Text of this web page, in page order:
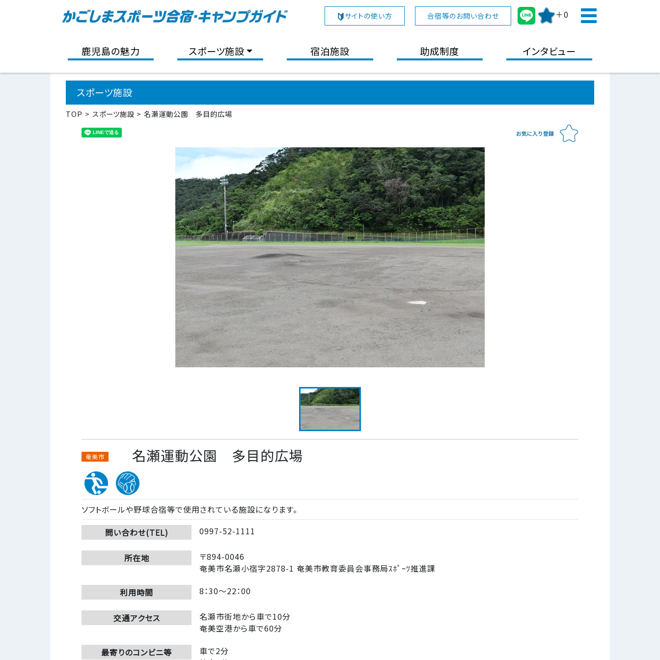
サイトの使い方 合宿等のお問い合わせ ＋0
鹿児島の魅力 スポーツ施設 宿泊施設 助成制度 インタビュー
スポーツ施設
TOP スポーツ施設 名瀬運動公園 多目的広場
奄美市 名瀬運動公園 多目的広場
ソフトボールや野球合宿等で使用されている施設になります。
問い合わせ(TEL)
0997-52-1111
所在地
〒894-0046
奄美市名瀬小宿字2878-1 奄美市教育委員会事務局ｽﾎﾟｰﾂ推進課
利用時間 8：30～22：00
交通アクセス
名瀬市街地から車で10分
奄美空港から車で60分
最寄りのコンビニ等
車で2分